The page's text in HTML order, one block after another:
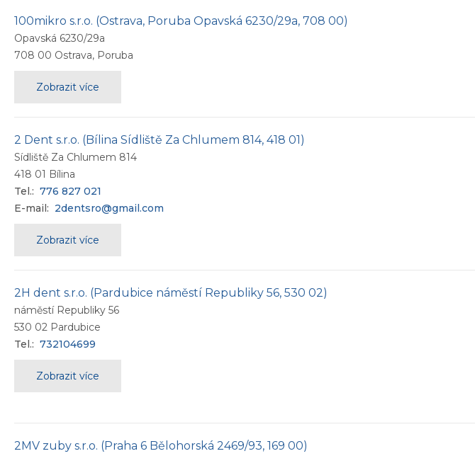
100mikro s.r.o. (Ostrava, Poruba Opavská 6230/29a, 708 00)
Opavská 6230/29a
708 00 Ostrava, Poruba
Zobrazit více
2 Dent s.r.o. (Bílina Sídliště Za Chlumem 814, 418 01)
Sídliště Za Chlumem 814
418 01 Bílina
Tel.: 776 827 021
E-mail: 2dentsro@gmail.com
Zobrazit více
2H dent s.r.o. (Pardubice náměstí Republiky 56, 530 02)
náměstí Republiky 56
530 02 Pardubice
Tel.: 732104699
Zobrazit více
2MV zuby s.r.o. (Praha 6 Bělohorská 2469/93, 169 00)